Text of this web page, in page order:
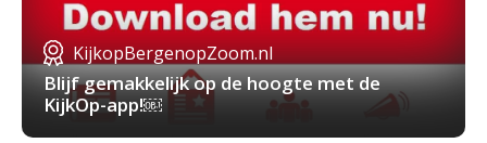
KijkopBergenopZoom.nl
Blijf gemakkelijk op de hoogte met de
KijkOp-app!￼